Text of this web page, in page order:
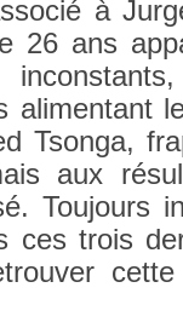
à
26 ans
al­imen­tant
Tson­ga,
aux
Toujours
ces trois